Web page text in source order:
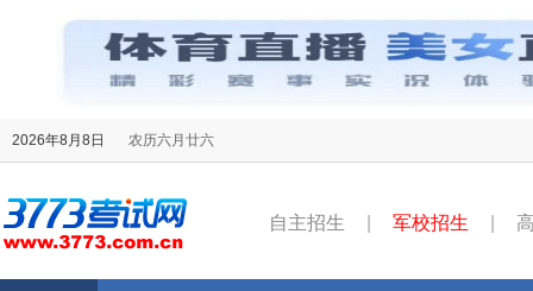
2026年8月8日 农历六月廿六
自主招生 军校招生